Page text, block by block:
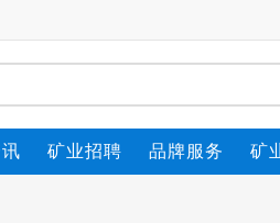
矿业招聘 品牌服务 矿